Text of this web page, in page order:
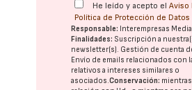
He leído y acepto elAviso
Política de Protección de Datos
Responsable: Interempresas
Finalidades: Suscripción a
newsletter(s). Gestión de cuenta
Envío de emails relacionados con
relativos a intereses similares o
asociados.Conservación: